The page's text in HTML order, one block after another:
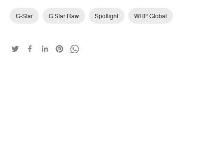
G-Star G Star Raw Spotlight WHP Global